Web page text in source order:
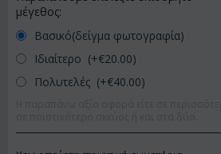
μέγεθος:
Βασικό(δείγμα φωτογραφία)
Ιδιαίτερο (+€20.00)
Πολυτελές (+€40.00)